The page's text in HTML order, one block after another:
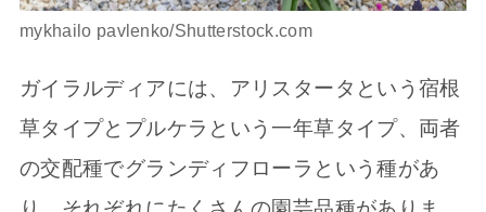
mykhailo pavlenko/Shutterstock.com
ガイラルディアには、アリスタータという宿根
草タイプとプルケラという一年草タイプ、両者
の交配種でグランディフローラという種があ